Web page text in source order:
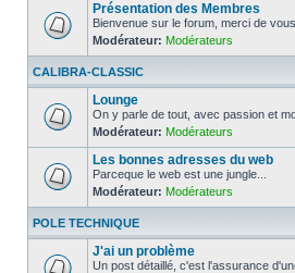
Présentation des Membres
Bienvenue sur le forum, merci de
Modérateur: Modérateurs
CALIBRA-CLASSIC
Lounge
On y parle de tout, avec passion et
Modérateur: Modérateurs
Les bonnes adresses du web
Parceque le web est une jungle...
Modérateur: Modérateurs
POLE TECHNIQUE
J'ai un problème
Un post détaillé, c'est l'assurance